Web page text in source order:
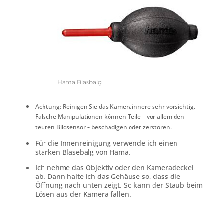
Hama Blasbalg
Achtung: Reinigen Sie das Kamerainnere sehr vorsichtig.
Falsche Manipulationen können Teile – vor allem den
teuren Bildsensor – beschädigen oder zerstören.
Für die Innenreinigung verwende ich einen
starken Blasebalg von Hama.
Ich nehme das Objektiv oder den Kameradeckel
ab. Dann halte ich das Gehäuse so, dass die
Öffnung nach unten zeigt. So kann der Staub beim
Lösen aus der Kamera fallen.